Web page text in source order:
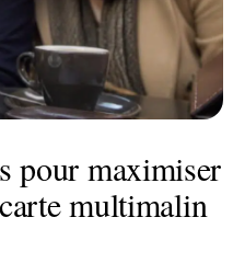
pour maximiser
multimalin